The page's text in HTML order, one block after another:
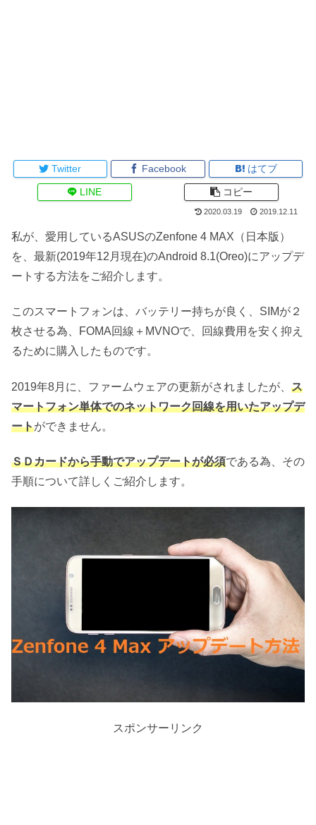
Twitter Facebook はてブ
LINE コピー
2020.03.19 2019.12.11
私が、愛用しているASUSのZenfone 4 MAX（日本版）
を、最新(2019年12月現在)のAndroid 8.1(Oreo)にアップデ
ートする方法をご紹介します。
このスマートフォンは、バッテリー持ちが良く、SIMが２
枚させる為、FOMA回線＋MVNOで、回線費用を安く抑え
るために購入したものです。
2019年8月に、ファームウェアの更新がされましたが、 ス
マートフォン単体でのネットワーク回線を用いたアップデ
ートができません。
ＳＤカードから手動でアップデートが必須である為、その
手順について詳しくご紹介します。
スポンサーリンク